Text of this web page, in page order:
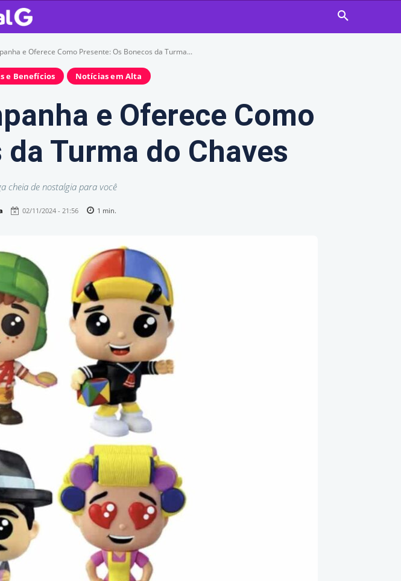
e Oferece Como Presente: Os Bonecos da Turma...
e Benefícios Notícias em Alta
e Oferece Como
Turma do Chaves
cheia de nostalgia para você
02/11/2024 - 21:56 1 min.